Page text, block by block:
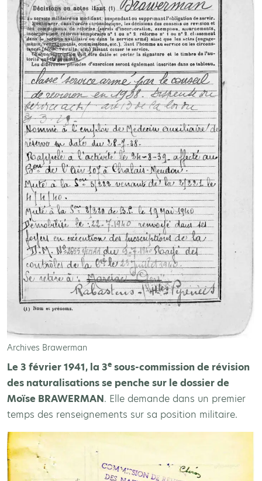
Archives Brawerman
Le 3 février 1941, la 3e sous-commission de révision
des naturalisations se penche sur le dossier de
Moïse BRAWERMAN. Elle demande dans un premier
temps des renseignements sur sa position militaire.